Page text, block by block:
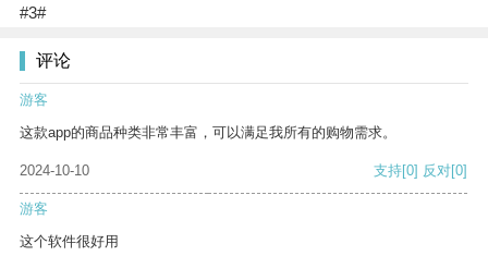
#3#
评论
游客
这款app的商品种类非常丰富，可以满足我所有的购物需求。
2024-10-10 支持[0] 反对[0]
游客
这个软件很好用